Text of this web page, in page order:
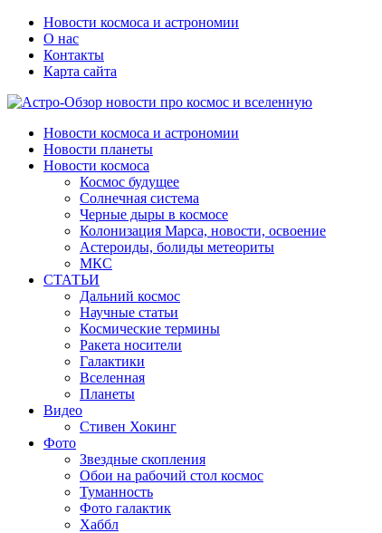
Новости космоса и астрономии
О нас
Контакты
Карта сайта
Новости космоса и астрономии
Новости планеты
Новости космоса
Космос будущее
Солнечная система
Черные дыры в космосе
Колонизация Марса, новости, освоение
Астероиды, болиды метеориты
МКС
СТАТЬИ
Дальний космос
Научные статьи
Космические термины
Ракета носители
Галактики
Вселенная
Планеты
Видео
Стивен Хокинг
Фото
Звездные скопления
Обои на рабочий стол космос
Туманность
Фото галактик
Хаббл